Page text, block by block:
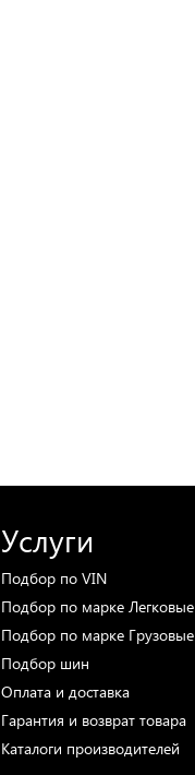
Услуги
Подбор по VIN
Подбор по марке
Подбор по марке
Подбор шин
Оплата и доставка
Гарантия и возврат товара
Каталоги производителей